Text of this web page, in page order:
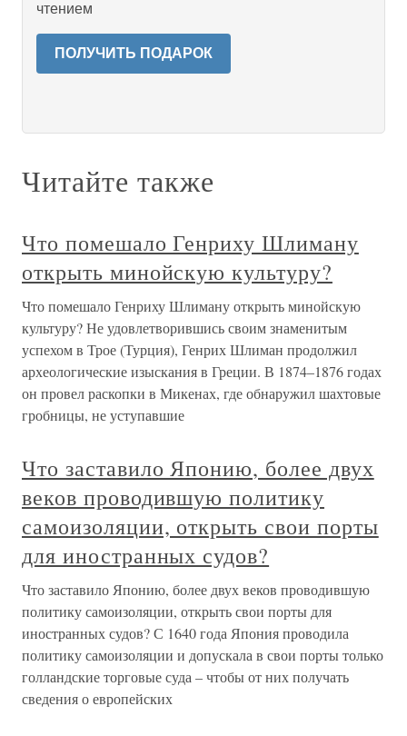
чтением
ПОЛУЧИТЬ ПОДАРОК
Читайте также
Что помешало Генриху Шлиману
открыть минойскую культуру?
Что помешало Генриху Шлиману открыть минойскую
культуру? Не удовлетворившись своим знаменитым
успехом в Трое (Турция), Генрих Шлиман продолжил
археологические изыскания в Греции. В 1874–1876 годах
он провел раскопки в Микенах, где обнаружил шахтовые
гробницы, не уступавшие
Что заставило Японию, более двух
веков проводившую политику
самоизоляции, открыть свои порты
для иностранных судов?
Что заставило Японию, более двух веков проводившую
политику самоизоляции, открыть свои порты для
иностранных судов? С 1640 года Япония проводила
политику самоизоляции и допускала в свои порты только
голландские торговые суда – чтобы от них получать
сведения о европейских